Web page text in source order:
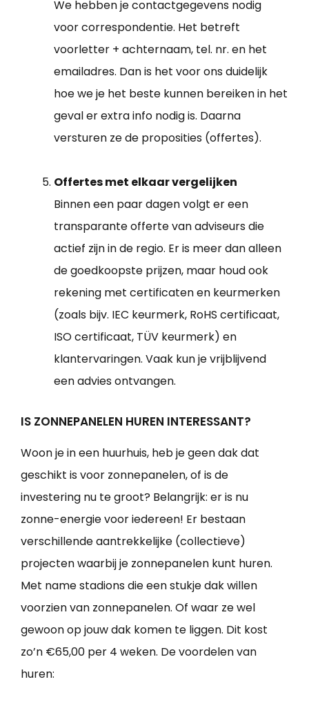
We hebben je contactgegevens nodig
voor correspondentie. Het betreft
voorletter + achternaam, tel. nr. en het
emailadres. Dan is het voor ons duidelijk
hoe we je het beste kunnen bereiken in het
geval er extra info nodig is. Daarna
versturen ze de proposities (offertes).
Offertes met elkaar vergelijken
Binnen een paar dagen volgt er een
transparante offerte van adviseurs die
actief zijn in de regio. Er is meer dan alleen
de goedkoopste prijzen, maar houd ook
rekening met certificaten en keurmerken
(zoals bijv. IEC keurmerk, RoHS certificaat,
ISO certificaat, TÜV keurmerk) en
klantervaringen. Vaak kun je vrijblijvend
een advies ontvangen.
IS ZONNEPANELEN HUREN INTERESSANT?
Woon je in een huurhuis, heb je geen dak dat
geschikt is voor zonnepanelen, of is de
investering nu te groot? Belangrijk: er is nu
zonne-energie voor iedereen! Er bestaan
verschillende aantrekkelijke (collectieve)
projecten waarbij je zonnepanelen kunt huren.
Met name stadions die een stukje dak willen
voorzien van zonnepanelen. Of waar ze wel
gewoon op jouw dak komen te liggen. Dit kost
zo’n €65,00 per 4 weken. De voordelen van
huren: